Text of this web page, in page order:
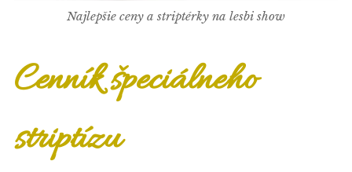
Najlepšie ceny a striptérky na lesbi show
Cenník špeciálneho
striptízu